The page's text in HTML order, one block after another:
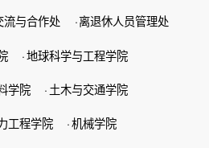
流与合作处 ·离退休人员管理处
·地球科学与工程学院
学院 · 土木与交通学院
工程学院 ·机械学院